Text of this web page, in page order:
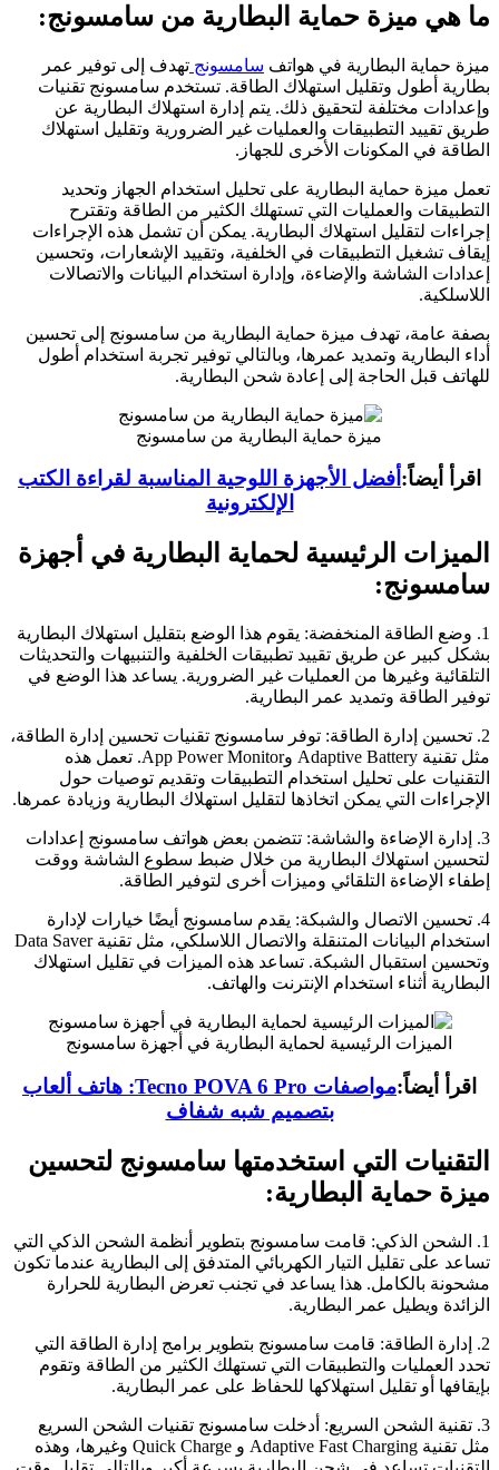
ما هي ميزة حماية البطارية من سامسونج:
ميزة حماية البطارية في هواتف سامسونج تهدف إلى توفير عمر
بطارية أطول وتقليل استهلاك الطاقة. تستخدم سامسونج تقنيات
وإعدادات مختلفة لتحقيق ذلك. يتم إدارة استهلاك البطارية عن
طريق تقييد التطبيقات والعمليات غير الضرورية وتقليل استهلاك
الطاقة في المكونات الأخرى للجهاز.
تعمل ميزة حماية البطارية على تحليل استخدام الجهاز وتحديد
التطبيقات والعمليات التي تستهلك الكثير من الطاقة وتقترح
إجراءات لتقليل استهلاك البطارية. يمكن أن تشمل هذه الإجراءات
إيقاف تشغيل التطبيقات في الخلفية، وتقييد الإشعارات، وتحسين
إعدادات الشاشة والإضاءة، وإدارة استخدام البيانات والاتصالات
اللاسلكية.
بصفة عامة، تهدف ميزة حماية البطارية من سامسونج إلى تحسين
أداء البطارية وتمديد عمرها، وبالتالي توفير تجربة استخدام أطول
للهاتف قبل الحاجة إلى إعادة شحن البطارية.
ميزة حماية البطارية من سامسونج
اقرأ أيضاً: أفضل الأجهزة اللوحية المناسبة لقراءة الكتب
الإلكترونية
الميزات الرئيسية لحماية البطارية في أجهزة
سامسونج:
1. وضع الطاقة المنخفضة: يقوم هذا الوضع بتقليل استهلاك البطارية
بشكل كبير عن طريق تقييد تطبيقات الخلفية والتنبيهات والتحديثات
التلقائية وغيرها من العمليات غير الضرورية. يساعد هذا الوضع في
توفير الطاقة وتمديد عمر البطارية.
2. تحسين إدارة الطاقة: توفر سامسونج تقنيات تحسين إدارة الطاقة،
مثل تقنية Adaptive Battery وApp Power Monitor. تعمل هذه
التقنيات على تحليل استخدام التطبيقات وتقديم توصيات حول
الإجراءات التي يمكن اتخاذها لتقليل استهلاك البطارية وزيادة عمرها.
3. إدارة الإضاءة والشاشة: تتضمن بعض هواتف سامسونج إعدادات
لتحسين استهلاك البطارية من خلال ضبط سطوع الشاشة ووقت
إطفاء الإضاءة التلقائي وميزات أخرى لتوفير الطاقة.
4. تحسين الاتصال والشبكة: يقدم سامسونج أيضًا خيارات لإدارة
استخدام البيانات المتنقلة والاتصال اللاسلكي، مثل تقنية Data Saver
وتحسين استقبال الشبكة. تساعد هذه الميزات في تقليل استهلاك
البطارية أثناء استخدام الإنترنت والهاتف.
الميزات الرئيسية لحماية البطارية في أجهزة سامسونج
اقرأ أيضاً:
مواصفات Tecno POVA 6 Pro: هاتف ألعاب
بتصميم شبه شفاف
التقنيات التي استخدمتها سامسونج لتحسين
ميزة حماية البطارية:
1. الشحن الذكي: قامت سامسونج بتطوير أنظمة الشحن الذكي التي
تساعد على تقليل التيار الكهربائي المتدفق إلى البطارية عندما تكون
مشحونة بالكامل. هذا يساعد في تجنب تعرض البطارية للحرارة
الزائدة ويطيل عمر البطارية.
2. إدارة الطاقة: قامت سامسونج بتطوير برامج إدارة الطاقة التي
تحدد العمليات والتطبيقات التي تستهلك الكثير من الطاقة وتقوم
بإيقافها أو تقليل استهلاكها للحفاظ على عمر البطارية.
3. تقنية الشحن السريع: أدخلت سامسونج تقنيات الشحن السريع
مثل تقنية Adaptive Fast Charging و Quick Charge وغيرها، وهذه